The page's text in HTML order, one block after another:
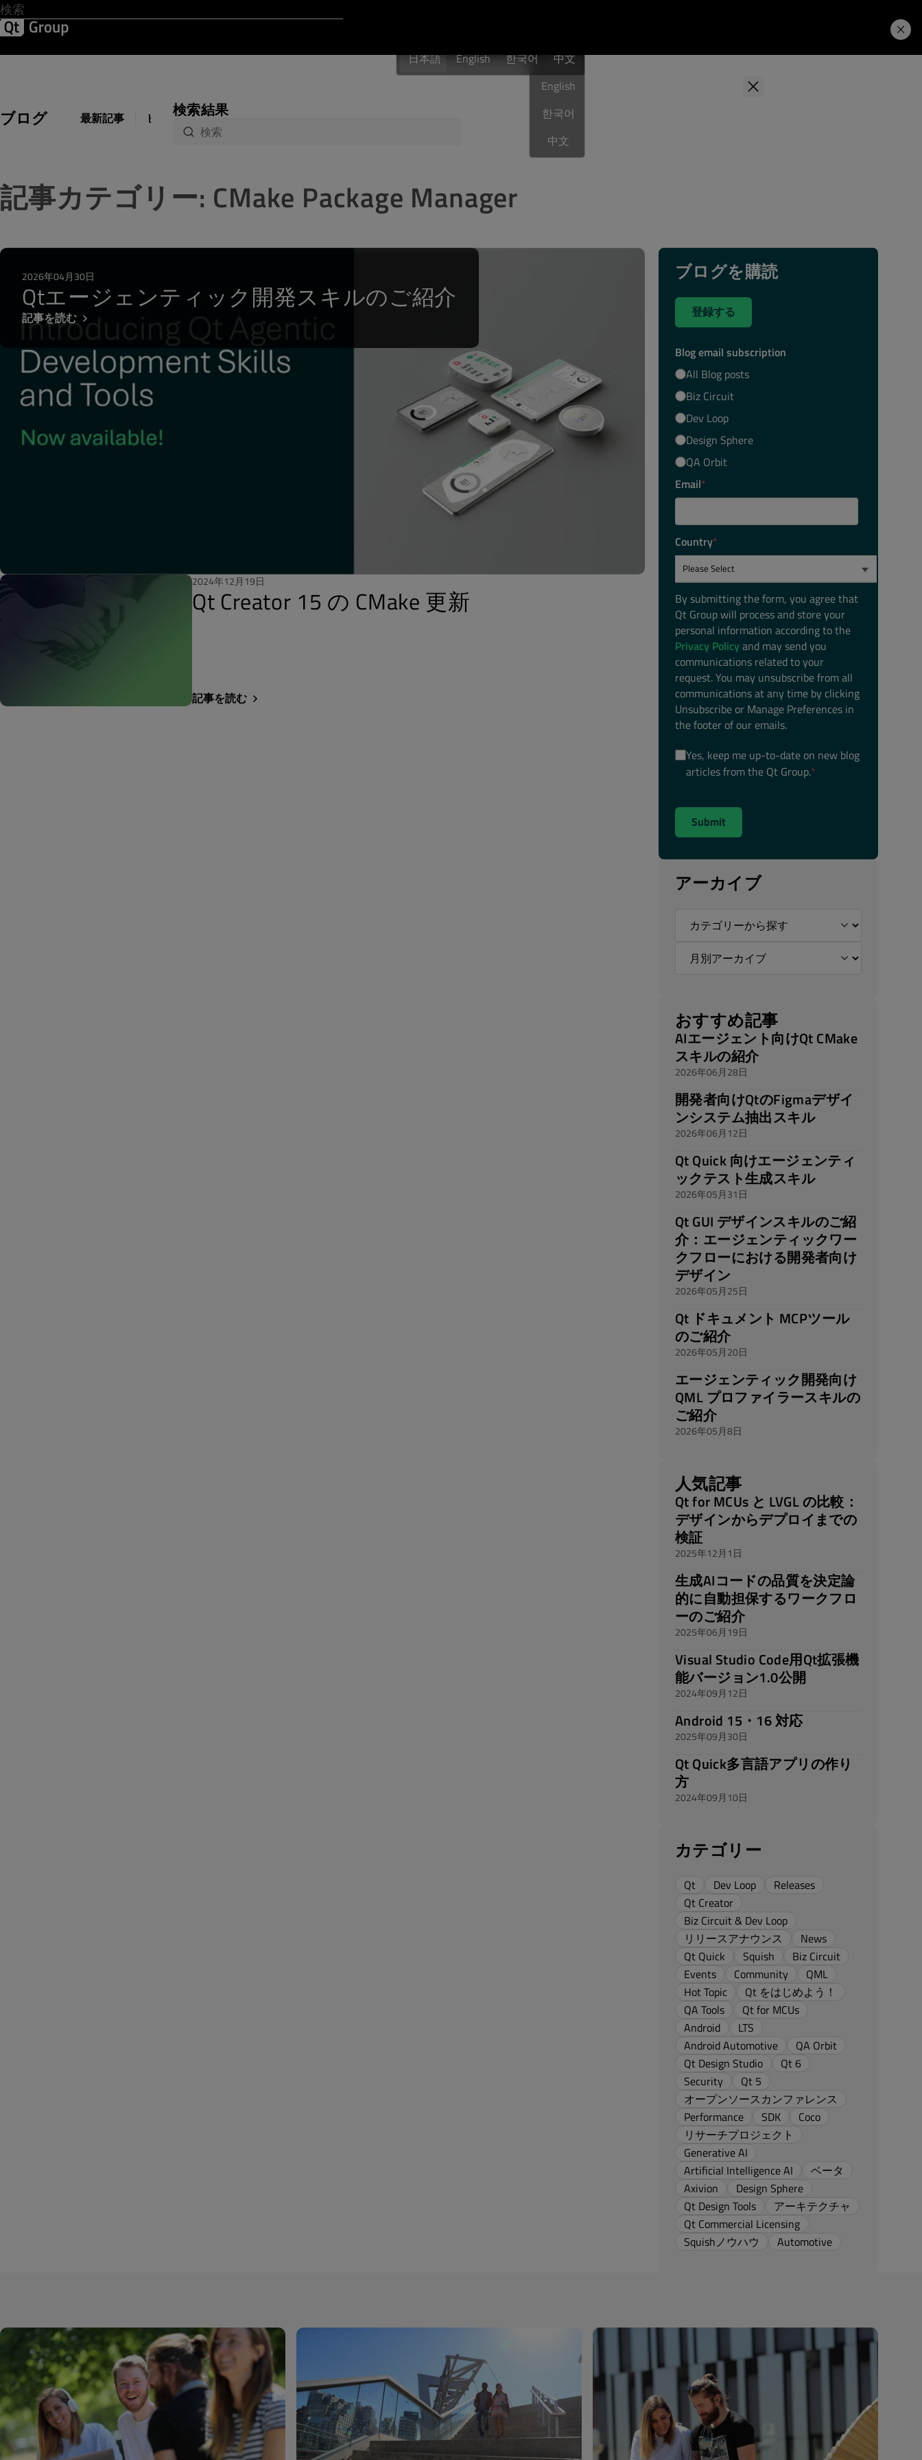
日本語
English
한국어
中文
日本語 English 한국어 中文
ブログ 最新記事 ビジネス 開発
検索結果
記事カテゴリー: CMake Package Manager
2026年04月30日
Qtエージェンティック開発スキルのご紹介
記事を読む
2024年12月19日
Qt Creator 15 の CMake 更新
記事を読む
ブログを購読
登録する
Blog email subscription
All Blog posts
Biz Circuit
Dev Loop
Design Sphere
QA Orbit
Email*
Country*
By submitting the form, you agree that
Qt Group will process and store your
personal information according to the
Privacy Policyand may send you
communications related to your
request. You may unsubscribe from all
communications at any time by clicking
Unsubscribe or Manage Preferences in
the footer of our emails.
Yes, keep me up-to-date on new blog
articles from the Qt Group.*
アーカイブ
おすすめ記事
AIエージェント向けQt CMake
スキルの紹介
2026年06月28日
開発者向けQtのFigmaデザイ
ンシステム抽出スキル
2026年06月12日
Qt Quick 向けエージェンティ
ックテスト生成スキル
2026年05月31日
Qt GUI デザインスキルのご紹
介：エージェンティックワー
クフローにおける開発者向け
デザイン
2026年05月25日
Qt ドキュメント MCPツール
のご紹介
2026年05月20日
エージェンティック開発向け
QML プロファイラースキルの
ご紹介
2026年05月8日
人気記事
Qt for MCUs と LVGL の比較：
デザインからデプロイまでの
検証
2025年12月1日
生成AIコードの品質を決定論
的に自動担保するワークフロ
ーのご紹介
2025年06月19日
Visual Studio Code用Qt拡張機
能バージョン1.0公開
2024年09月12日
Android 15・16 対応
2025年09月30日
Qt Quick多言語アプリの作り
方
2024年09月10日
カテゴリー
Qt Dev Loop
Releases
Qt Creator
Biz Circuit & Dev Loop
リリースアナウンス
News
Qt Quick
Squish
Biz Circuit
Events
Community
QML
Hot Topic
Qt をはじめよう！
QA Tools
Qt for MCUs
Android
LTS
Android Automotive
QA Orbit
Qt Design Studio
Qt 6
Security
Qt 5
オープンソースカンファレンス
Performance
SDK
Coco
リサーチプロジェクト
Generative AI
Artificial Intelligence AI
ベータ
Axivion
Design Sphere
Qt Design Tools
アーキテクチャ
Qt Commercial Licensing
Squishノウハウ
Automotive